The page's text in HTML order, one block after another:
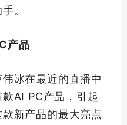
。
产品
冰在最近的直播中
款AI PC产品，引起
新产品的最大亮点